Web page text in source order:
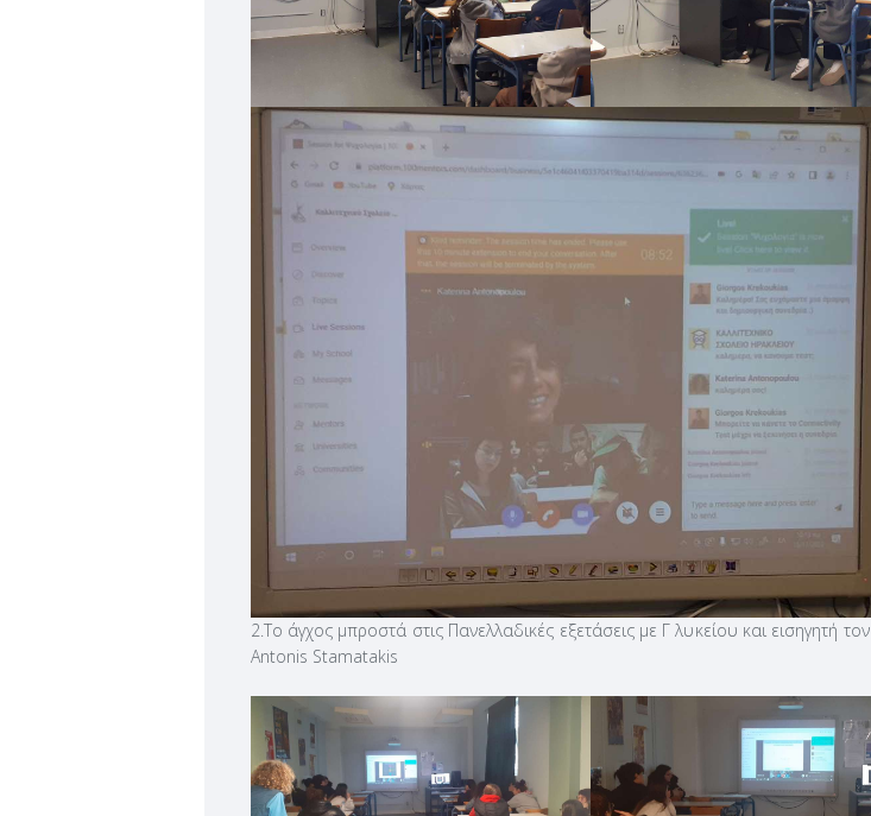
2.Το άγχος μπροστά στις Πανελλαδικές εξετάσεις με Γ λυκείου και εισηγητή τον
Antonis Stamatakis